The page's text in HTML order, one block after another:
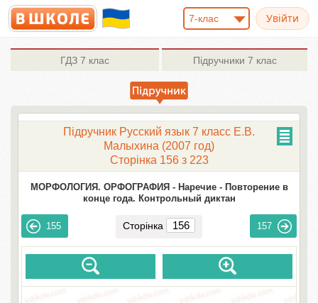
7-клас
ГДЗ 7 клас Підручники 7 клас
Підручник Русский язык 7 класс Е.В.
Малыхина (2007 год)
Сторінка 156 з 223
МОРФОЛОГИЯ. ОРФОГРАФИЯ - Наречие - Повторение в
конце года. Контрольный диктан
155 Сторінка 157